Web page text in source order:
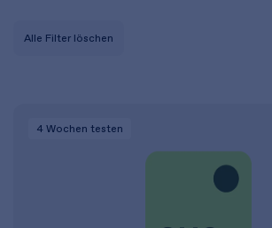
Alle Filter löschen
4 Wochen testen